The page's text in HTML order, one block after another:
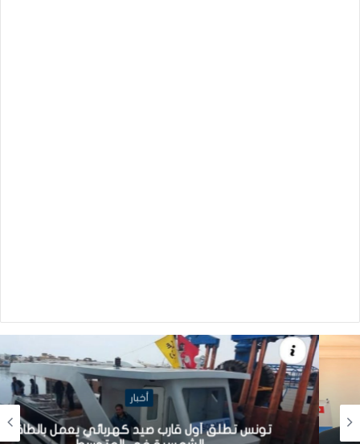
أخبار
تونس تطلق أول قارب صيد كهربائي يعمل بالطاقة